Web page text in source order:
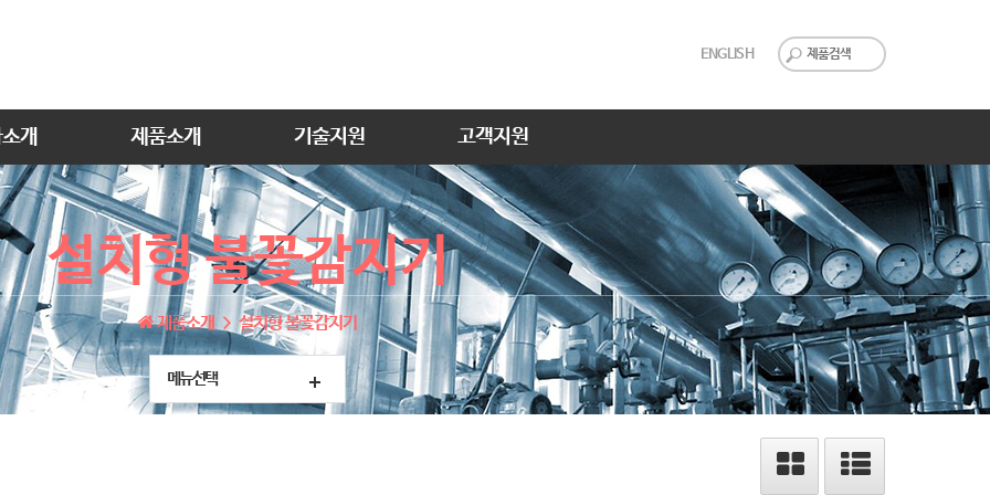
ENGLISH
개 제품소개 기술지원 고객지원
설치형 불꽃감지기
제품소개 설치형 불꽃감지기
메뉴선택